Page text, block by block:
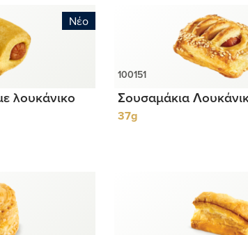
Νέο
λουκάνικο
Σουσαμάκια
37g